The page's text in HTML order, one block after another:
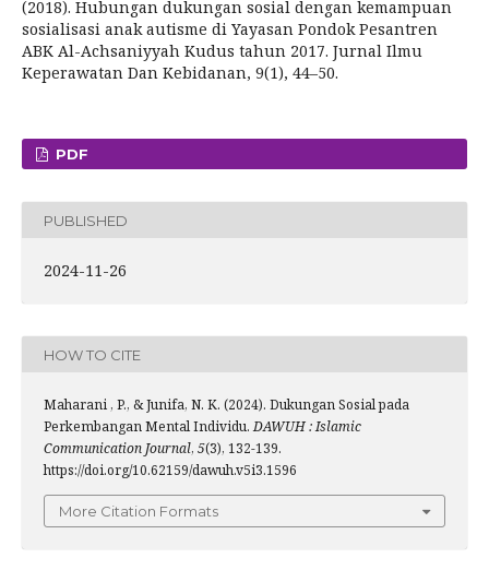
(2018). Hubungan dukungan sosial dengan kemampuan
sosialisasi anak autisme di Yayasan Pondok Pesantren
ABK Al-Achsaniyyah Kudus tahun 2017. Jurnal Ilmu
Keperawatan Dan Kebidanan, 9(1), 44–50.
PDF
PUBLISHED
2024-11-26
HOW TO CITE
Maharani , P., & Junifa, N. K. (2024). Dukungan Sosial pada
Perkembangan Mental Individu.DAWUH : Islamic
Communication Journal, 5(3), 132-139.
https://doi.org/10.62159/dawuh.v5i3.1596
More Citation Formats